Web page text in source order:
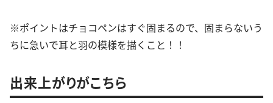
※ポイントはチョコペンはすぐ固まるので、固まらないう
ちに急いで耳と羽の模様を描くこと！！
出来上がりがこちら